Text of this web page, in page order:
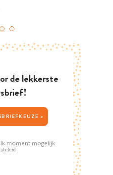
de lekkerste
JOUW NIEUWSBRIEFKEUZE >
moment mogelijk